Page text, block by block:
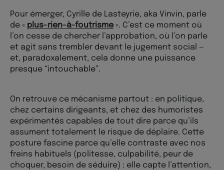
Pour émerger, Cyrille de Lasteyrie, aka Vinvin, parle
de « plus-rien-à-foutrisme ». C’est ce moment où
l’on cesse de chercher l’approbation, où l’on parle
et agit sans trembler devant le jugement social —
et, paradoxalement, cela donne une puissance
presque “intouchable”.
On retrouve ce mécanisme partout : en politique,
chez certains dirigeants, et chez des humoristes
expérimentés capables de tout dire parce qu’ils
assument totalement le risque de déplaire. Cette
posture fascine parce qu’elle contraste avec nos
freins habituels (politesse, culpabilité, peur de
choquer, besoin de séduire) : elle capte l’attention,